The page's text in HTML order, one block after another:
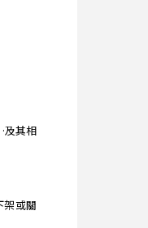
及其相
架或關